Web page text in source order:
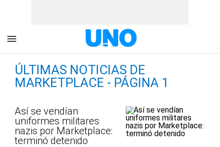
ÚLTIMAS NOTICIAS DE
MARKETPLACE - PÁGINA 1
Así se vendían
uniformes militares
nazis por Marketplace:
terminó detenido